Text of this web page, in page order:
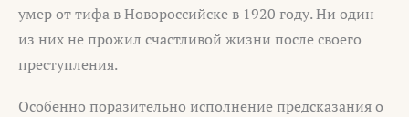
умер от тифа в Новороссийске в 1920 году. Ни один
из них не прожил счастливой жизни после своего
преступления.
Особенно поразительно исполнение предсказания о